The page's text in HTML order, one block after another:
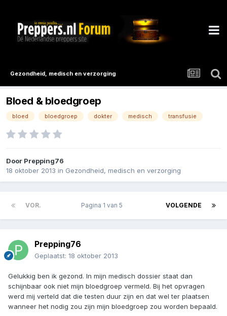
Gezondheid, medisch en verzorging
Bloed & bloedgroep
bloed bloedgroep dokter medisch transfusie
Door Prepping76
18 oktober 2013 in Gezondheid, medisch en verzorging
VOR. VOLGENDE
Pagina 1 van 5
Prepping76
Geplaatst: 18 oktober 2013
Gelukkig ben ik gezond. In mijn medisch dossier staat dan
schijnbaar ook niet mijn bloedgroep vermeld. Bij het opvragen
werd mij verteld dat die testen duur zijn en dat wel ter plaatsen
wanneer het nodig zou zijn mijn bloedgroep zou worden bepaald.